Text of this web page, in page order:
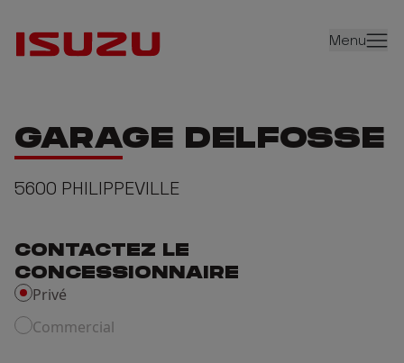
Menu
GARAGE DELFOSSE
5600 PHILIPPEVILLE
CONTACTEZ LE
CONCESSIONNAIRE
Privé
Commercial